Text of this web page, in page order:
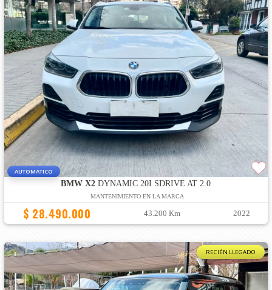
AUTOMATICO
BMW X2 DYNAMIC 20I SDRIVE AT 2.0
MANTENIMIENTO EN LA MARCA
$ 28.490.000 43.200 Km 2022
RECIÉN LLEGADO